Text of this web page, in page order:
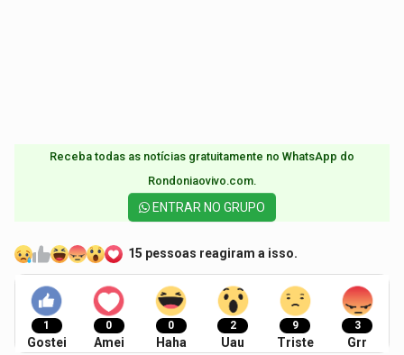
Receba todas as notícias gratuitamente no WhatsApp do
Rondoniaovivo.com.​
ENTRAR NO GRUPO
15 pessoas reagiram a isso.
1
Gostei
0
Amei
0
Haha
2
Uau
9
Triste
3
Grr